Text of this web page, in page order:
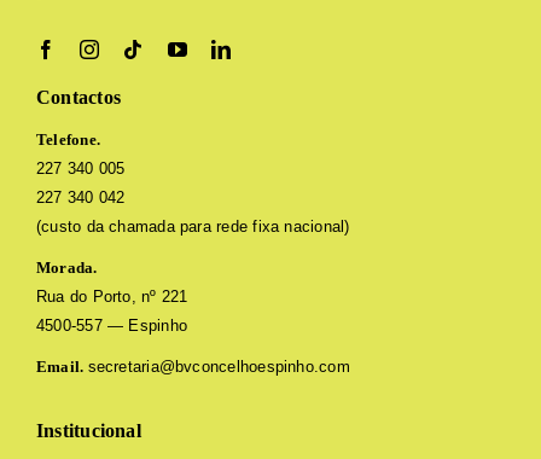
Contactos
Telefone.
227 340 005
227 340 042
(custo da chamada para rede fixa nacional)
Morada.
Rua do Porto, nº 221
4500-557 — Espinho
Email. secretaria@bvconcelhoespinho.com
Institucional